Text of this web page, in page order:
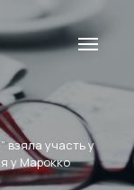
взяла участь у
у Марокко